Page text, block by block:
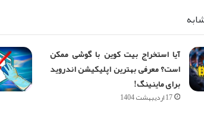
آیا استخراج بیت کوین با گوشی ممکن
است؟ معرفی بهترین اپلیکیشن اندروید
برای ماینینگ!
17 اردیبهشت 1404